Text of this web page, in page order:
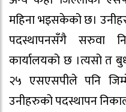
महिना भइसकेको छ।
पदस्थापनसँगै सरुवा
कार्यालयको छ ।त्यसो त
२५ एसएसपीले पनि
उनीहरुको पदस्थापन